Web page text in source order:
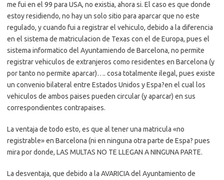
me fui en el 99 para USA, no existia, ahora si. El caso es que donde
estoy residiendo, no hay un solo sitio para aparcar que no este
regulado, y cuando fui a registrar el vehiculo, debido a la diferencia
en el sistema de matriculacion de Texas con el de Europa, pues el
sistema informatico del Ayuntamiendo de Barcelona, no permite
registrar vehiculos de extranjeros como residentes en Barcelona (y
por tanto no permite aparcar)…. cosa totalmente ilegal, pues existe
un convenio bilateral entre Estados Unidos y Espa?en el cual los
vehiculos de ambos paises pueden circular (y aparcar) en sus
correspondientes contrapaises.
La ventaja de todo esto, es que al tener una matricula «no
registrable» en Barcelona (ni en ninguna otra parte de Espa? pues
mira por donde, LAS MULTAS NO TE LLEGAN A NINGUNA PARTE.
La desventaja, que debido a la AVARICIA del Ayuntamiento de